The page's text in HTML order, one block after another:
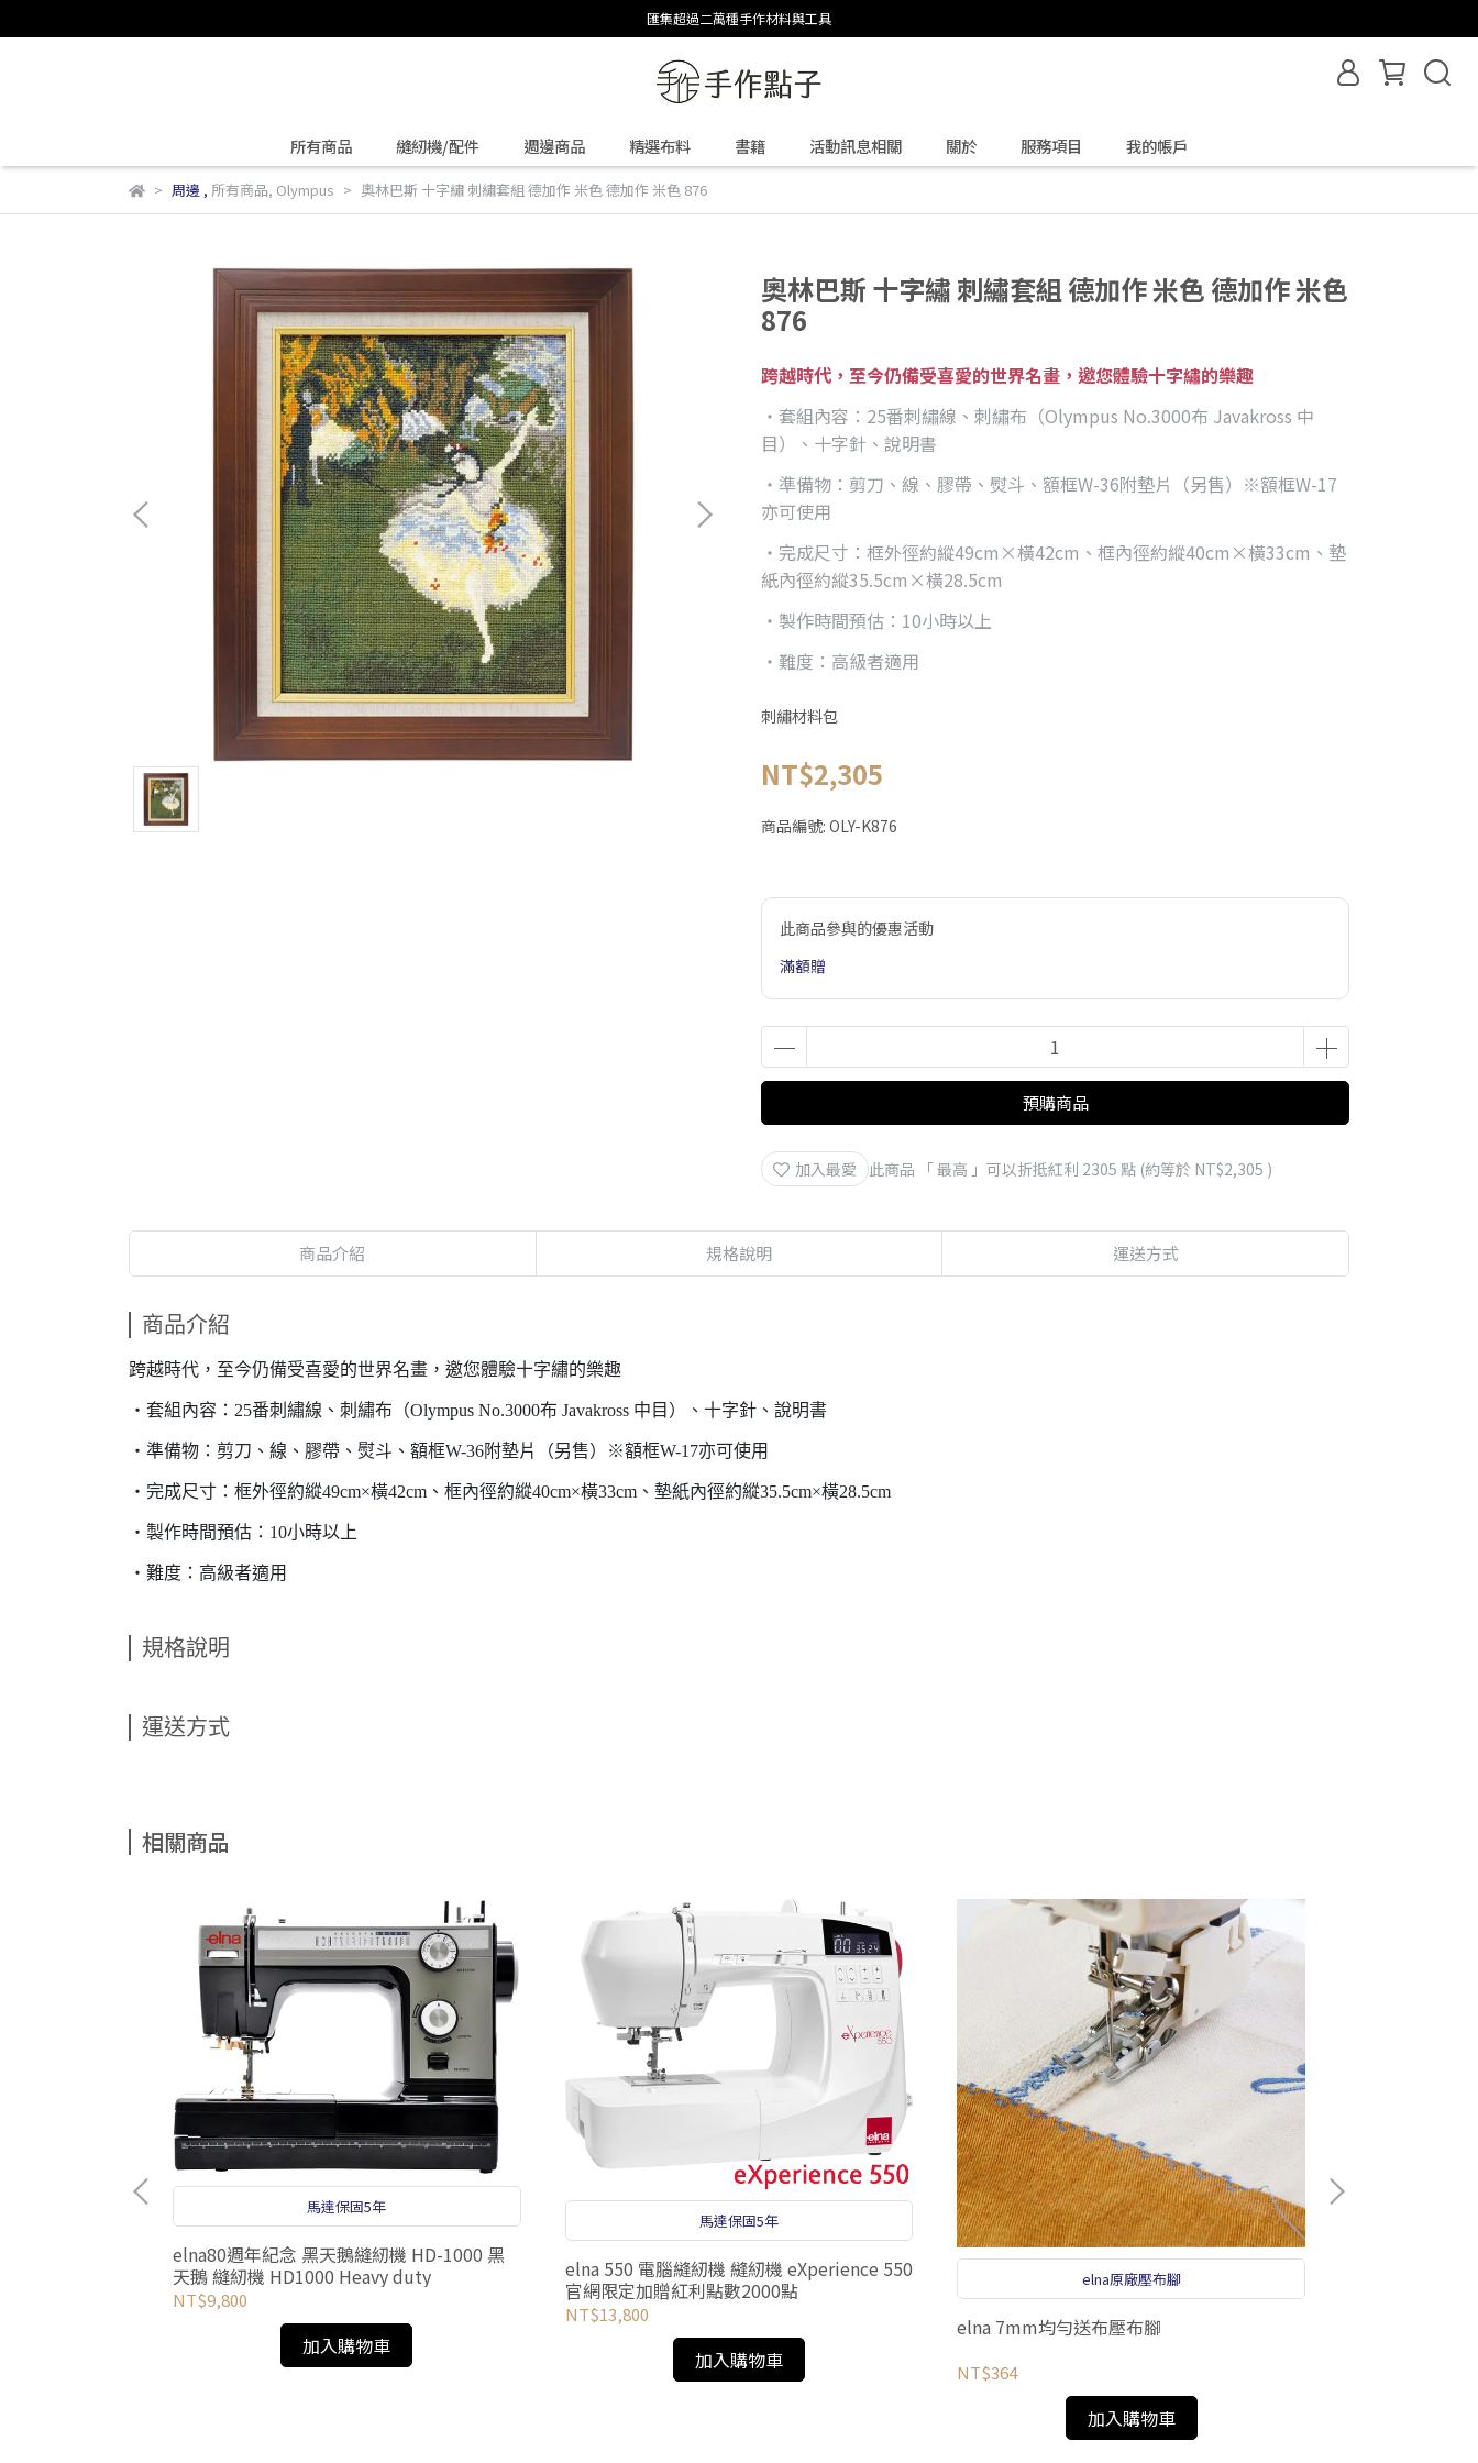
匯集超過二萬種手作材料與工具
所有商品 縫紉機/配件 週邊商品 精選布料 書籍 活動訊息相關 關於 服務項目 我的帳戶
周邊 , 所有商品, Olympus 奧林巴斯 十字繡 刺繡套組 德加作 米色 德加作 米色 876
奧林巴斯 十字繡 刺繡套組 德加作 米色 德加作 米色
876
跨越時代，至今仍備受喜愛的世界名畫，邀您體驗十字繡的樂趣
・套組內容：25番刺繡線、刺繡布（Olympus No.3000布 Javakross 中
目）、十字針、說明書
・準備物：剪刀、線、膠帶、熨斗、額框W-36附墊片（另售）※額框W-17
亦可使用
・完成尺寸：框外徑約縱49cm×橫42cm、框內徑約縱40cm×橫33cm、墊
紙內徑約縱35.5cm×橫28.5cm
・製作時間預估：10小時以上
・難度：高級者適用
刺繡材料包
NT$2,305
商品編號: OLY-K876
此商品參與的優惠活動
滿額贈
預購商品
加入最愛 此商品 「 最高 」可以折抵紅利 2305 點 (約等於 NT$2,305 )
商品介紹 規格說明 運送方式
商品介紹
跨越時代，至今仍備受喜愛的世界名畫，邀您體驗十字繡的樂趣
・套組內容：25番刺繡線、刺繡布（Olympus No.3000布 Javakross 中目）、十字針、說明書
・準備物：剪刀、線、膠帶、熨斗、額框W-36附墊片（另售）※額框W-17亦可使用
・完成尺寸：框外徑約縱49cm×橫42cm、框內徑約縱40cm×橫33cm、墊紙內徑約縱35.5cm×橫28.5cm
・製作時間預估：10小時以上
・難度：高級者適用
規格說明
運送方式
相關商品
馬達保固5年
elna80週年紀念 黑天鵝縫紉機 HD-1000 黑
天鵝 縫紉機 HD1000 Heavy duty
NT$9,800
加入購物車
馬達保固5年
elna 550 電腦縫紉機 縫紉機 eXperience 550
官網限定加贈紅利點數2000點
NT$13,800
加入購物車
elna原廠壓布腳
elna 7mm均勻送布壓布腳
NT$364
加入購物車